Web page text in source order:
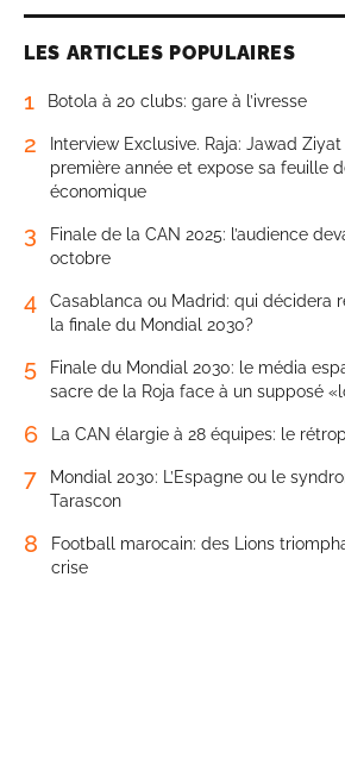
LES ARTICLES POPULAIRES
1 Botola à 20 clubs: gare à l’ivresse
2
Interview Exclusive. Raja: Jawad
première année et expose sa feuille
économique
3
Finale de la CAN 2025: l’audience
octobre
4
Casablanca ou Madrid: qui décidera
la finale du Mondial 2030?
5
Finale du Mondial 2030: le média
sacre de la Roja face à un supposé
6 La CAN élargie à 28 équipes: le
7
Mondial 2030: L’Espagne ou le
Tarascon
8
Football marocain: des Lions
crise